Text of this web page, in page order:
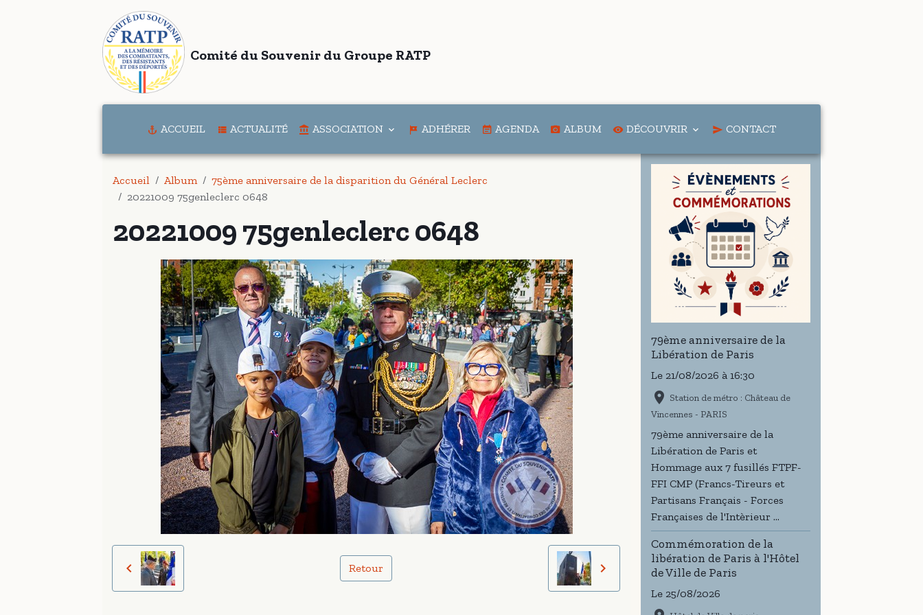
Comité du Souvenir du Groupe RATP
ACCUEIL ACTUALITÉ ASSOCIATION ADHÉRER AGENDA ALBUM DÉCOUVRIR CONTACT
Accueil Album
75ème anniversaire de la disparition du Général Leclerc
20221009 75genleclerc 0648
20221009 75genleclerc 0648
Retour
79ème anniversaire de la
Libération de Paris
Le 21/08/2026 à 16:30
Station de métro : Château de
Vincennes - PARIS
79ème anniversaire de la
Libération de Paris et
Hommage aux 7 fusillés FTPF-
FFI CMP (Francs-Tireurs et
Partisans Français - Forces
Françaises de l'Intèrieur ...
Commémoration de la
libération de Paris à l'Hôtel
de Ville de Paris
Le 25/08/2026